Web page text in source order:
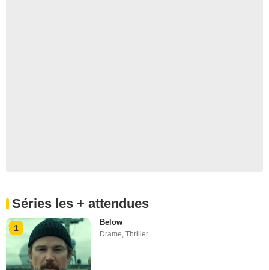
Séries les + attendues
1
Below
Drame,Thriller